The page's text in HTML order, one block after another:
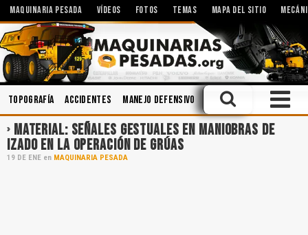
MAQUINARIA PESADA VÍDEOS FOTOS TEMAS MAPA DEL SITIO
Topografía Accidentes Manejo Defensivo Seguridad Industrial
MATERIAL: SEÑALES GESTUALES EN MANIOBRAS DE
IZADO EN LA OPERACIÓN DE GRÚAS
19 DE ENE en MAQUINARIA PESADA